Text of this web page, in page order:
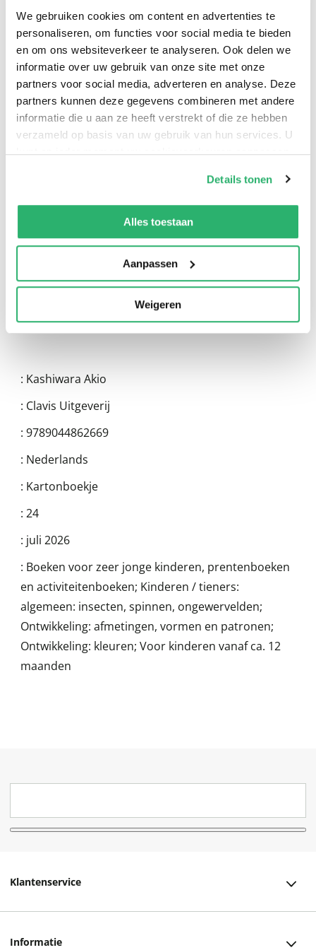
We gebruiken cookies om content en advertenties te
personaliseren, om functies voor social media te bieden
en om ons websiteverkeer te analyseren. Ook delen we
informatie over uw gebruik van onze site met onze
partners voor social media, adverteren en analyse. Deze
partners kunnen deze gegevens combineren met andere
informatie die u aan ze heeft verstrekt of die ze hebben
verzameld op basis van uw gebruik van hun services. U
kunt op ieder moment uw cookievoorkeuren aanpassen
We werken samen met13 derdendie uw gegevens
kunnen ontvangen en verwerken.
Details tonen
Alles toestaan
Aanpassen
Weigeren
: Kashiwara Akio
: Clavis Uitgeverij
: 9789044862669
: Nederlands
: Kartonboekje
: 24
: juli 2026
: Boeken voor zeer jonge kinderen, prentenboeken
en activiteitenboeken; Kinderen / tieners:
algemeen: insecten, spinnen, ongewervelden;
Ontwikkeling: afmetingen, vormen en patronen;
Ontwikkeling: kleuren; Voor kinderen vanaf ca. 12
maanden
Klantenservice
Informatie